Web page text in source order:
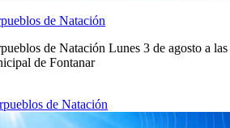
de Natación
de Natación Lunes 3 de agosto a las
de Fontanar
de Natación